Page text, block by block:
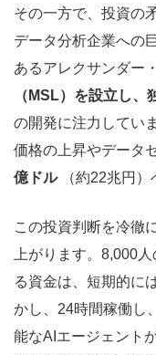
その一方で、投資の
データ分析企業への
あるアレクサンダー
（MSL）を設立し
の開発に注力してい
価格の上昇やデータ
億ドル（約22兆円）
この投資判断を冷徹
上がります。8,000
る資金は、短期的に
かし、24時間稼働し
能なAIエージェント